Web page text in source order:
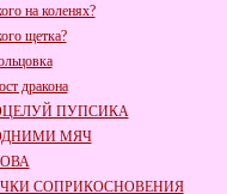
на коленях?
щетка?
дракона
ПУПСИКА
МЯЧ
СОПРИКОСНОВЕНИЯ